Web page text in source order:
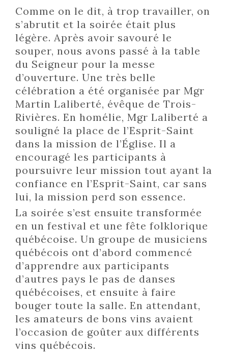
Comme on le dit, à trop travailler, on
s’abrutit et la soirée était plus
légère. Après avoir savouré le
souper, nous avons passé à la table
du Seigneur pour la messe
d’ouverture. Une très belle
célébration a été organisée par Mgr
Martin Laliberté, évêque de Trois-
Rivières. En homélie, Mgr Laliberté a
souligné la place de l’Esprit-Saint
dans la mission de l’Église. Il a
encouragé les participants à
poursuivre leur mission tout ayant la
confiance en l’Esprit-Saint, car sans
lui, la mission perd son essence.
La soirée s’est ensuite transformée
en un festival et une fête folklorique
québécoise. Un groupe de musiciens
québécois ont d’abord commencé
d’apprendre aux participants
d’autres pays le pas de danses
québécoises, et ensuite à faire
bouger toute la salle. En attendant,
les amateurs de bons vins avaient
l’occasion de goûter aux différents
vins québécois.